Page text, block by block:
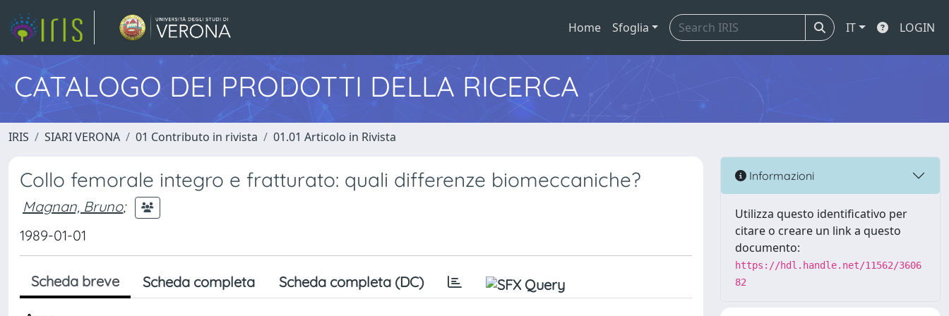
Home Sfoglia IT LOGIN
CATALOGO DEI PRODOTTI DELLA RICERCA
IRIS SIARI VERONA 01 Contributo in rivista 01.01 Articolo in Rivista
Collo femorale integro e fratturato: quali differenze biomeccaniche?
Magnan, Bruno;
1989-01-01
Scheda breve Scheda completa Scheda completa (DC)
Informazioni
Utilizza questo identificativo per
citare o creare un link a questo
documento:
https://hdl.handle.net/11562/3606
82